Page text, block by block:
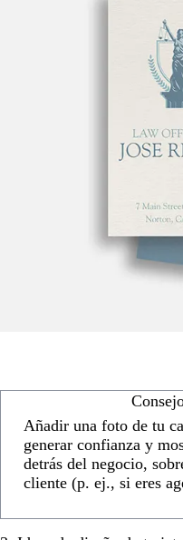
Añadir una foto de tu
generar confianza y
detrás del negocio,
cliente (p. ej., si eres